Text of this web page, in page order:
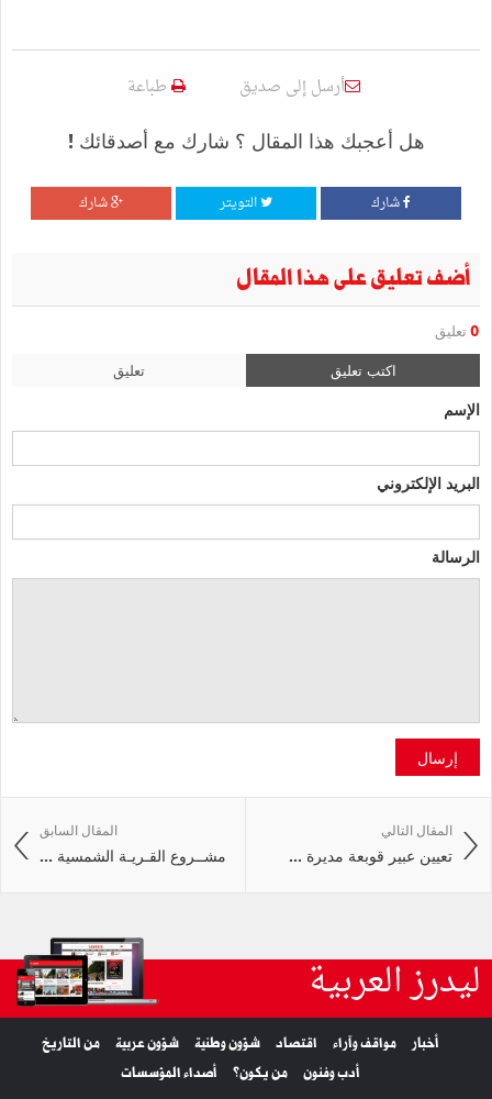
أرسل إلى صديق طباعة
هل أعجبك هذا المقال ؟ شارك مع أصدقائك !
شارك التويتر شارك
أضف تعليق على هذا المقال
0 تعليق
اكتب تعليق تعليق
الإسم
البريد الإلكتروني
الرسالة
إرسال
المقال السابق
مشــروع القـريـة الشمسية ...
المقال التالي
تعيين عبير قوبعة مديرة ...
ليدرز العربية
أخبار مواقف وآراء اقتصاد شؤون وطنية شؤون عربية
من التاريخ
أدب وفنون
من يكون؟ أصداء المؤسسات